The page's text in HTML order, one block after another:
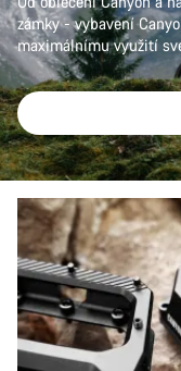
zámky - vybavení
maximálnímu využití